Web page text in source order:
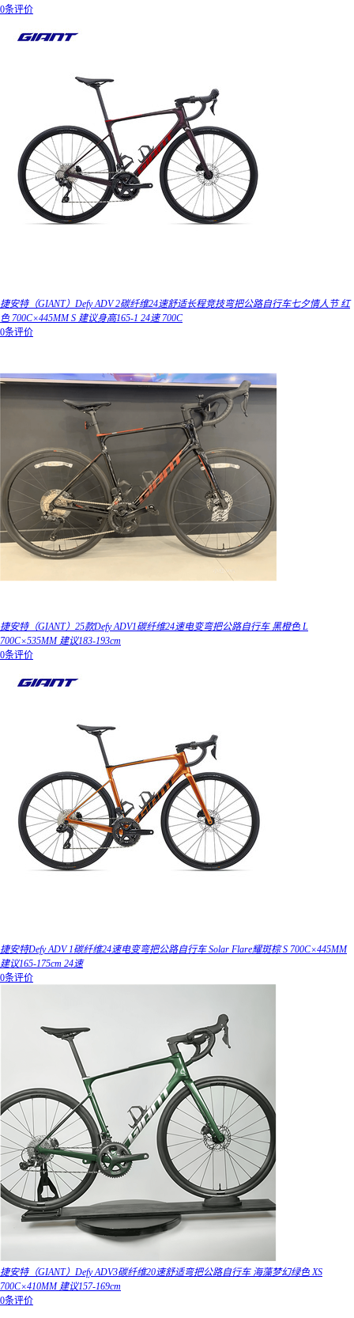
0条评价
捷安特（GIANT）Defy ADV 2碳纤维24速舒适长程竞技弯把公路自行车七夕情人节 红
色 700C×445MM S 建议身高165-1 24速 700C
0条评价
捷安特（GIANT）25款Defy ADV1碳纤维24速电变弯把公路自行车 黑橙色 L
700C×535MM 建议183-193cm
0条评价
捷安特Defy ADV 1碳纤维24速电变弯把公路自行车 Solar Flare耀斑棕 S 700C×445MM
建议165-175cm 24速
0条评价
捷安特（GIANT）Defy ADV3碳纤维20速舒适弯把公路自行车 海藻梦幻绿色 XS
700C×410MM 建议157-169cm
0条评价